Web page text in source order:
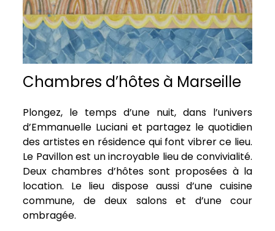
Chambres d’hôtes à Marseille
Plongez, le temps d’une nuit, dans l’univers
d’Emmanuelle Luciani et partagez le quotidien
des artistes en résidence qui font vibrer ce lieu.
Le Pavillon est un incroyable lieu de convivialité.
Deux chambres d’hôtes sont proposées à la
location. Le lieu dispose aussi d’une cuisine
commune, de deux salons et d’une cour
ombragée.